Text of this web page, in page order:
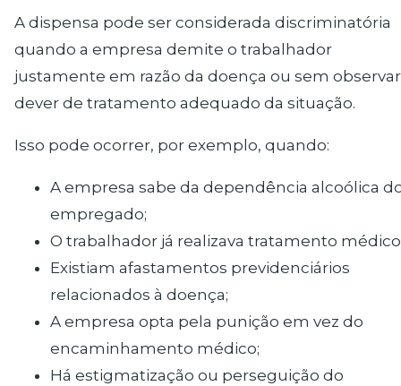
A dispensa pode ser considerada discriminatória
quando a empresa demite o trabalhador
justamente em razão da doença ou sem
dever de tratamento adequado da situação.
Isso pode ocorrer, por exemplo, quando:
A empresa sabe da dependência alcoólica
empregado;
O trabalhador já realizava tratamento
Existiam afastamentos previdenciários
relacionados à doença;
A empresa opta pela punição em vez do
encaminhamento médico;
Há estigmatização ou perseguição do